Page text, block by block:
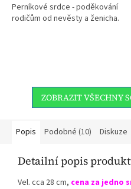
Perníkové srdce - poděkování
rodičům od nevěsty a ženicha.
ZOBRAZIT VŠECHNY
Popis Podobné (10) Diskuze
Detailní popis
Vel. cca 28 cm, cena za jedno